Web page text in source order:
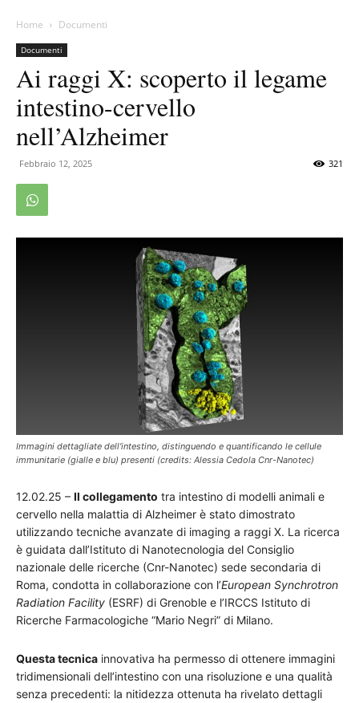
Home Documenti
Documenti
Ai raggi X: scoperto il legame
intestino-cervello
nell’Alzheimer
Febbraio 12, 2025 321
Immagini dettagliate dell'intestino, distinguendo e quantificando le cellule
immunitarie (gialle e blu) presenti (credits: Alessia Cedola Cnr-Nanotec)
12.02.25 – Il collegamento tra intestino di modelli animali e
cervello nella malattia di Alzheimer è stato dimostrato
utilizzando tecniche avanzate di imaging a raggi X. La ricerca
è guidata dall’Istituto di Nanotecnologia del Consiglio
nazionale delle ricerche (Cnr-Nanotec) sede secondaria di
Roma, condotta in collaborazione con l’European Synchrotron
Radiation Facility (ESRF) di Grenoble e l’IRCCS Istituto di
Ricerche Farmacologiche “Mario Negri” di Milano.
Questa tecnica innovativa ha permesso di ottenere immagini
tridimensionali dell’intestino con una risoluzione e una qualità
senza precedenti: la nitidezza ottenuta ha rivelato dettagli